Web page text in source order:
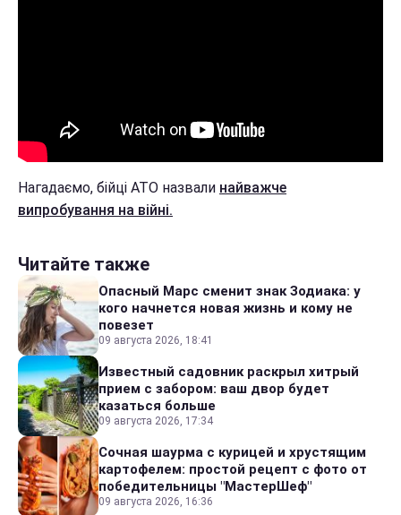
Нагадаємо, бійці АТО назвали найважче
випробування на війні.
Читайте также
Опасный Марс сменит знак Зодиака: у
кого начнется новая жизнь и кому не
повезет
09 августа 2026, 18:41
Известный садовник раскрыл хитрый
прием с забором: ваш двор будет
казаться больше
09 августа 2026, 17:34
Сочная шаурма с курицей и хрустящим
картофелем: простой рецепт с фото от
победительницы "МастерШеф"
09 августа 2026, 16:36